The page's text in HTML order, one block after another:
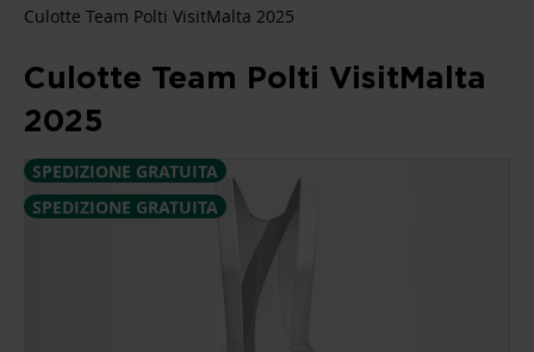
Culotte Team Polti VisitMalta 2025
Culotte Team Polti VisitMalta
2025
SKIP
TO
THE
SPEDIZIONE GRATUITA
SPEDIZIONE GRATUITA